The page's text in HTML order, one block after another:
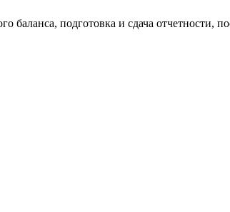
баланса, подготовка и сдача отчетности,